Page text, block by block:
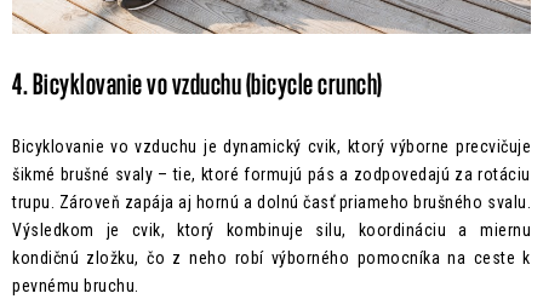
4. Bicyklovanie vo vzduchu (bicycle crunch)
Bicyklovanie vo vzduchu je dynamický cvik, ktorý výborne precvičuje
šikmé brušné svaly – tie, ktoré formujú pás a zodpovedajú za rotáciu
trupu. Zároveň zapája aj hornú a dolnú časť priameho brušného svalu.
Výsledkom je cvik, ktorý kombinuje silu, koordináciu a miernu
kondičnú zložku, čo z neho robí výborného pomocníka na ceste k
pevnému bruchu.